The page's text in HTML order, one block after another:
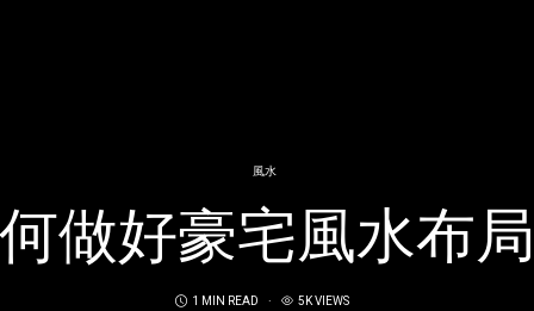
風水
做好豪宅風水布
1 MIN READ 5K VIEWS